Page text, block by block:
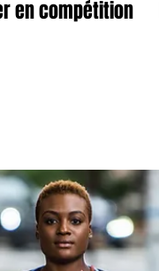
en compétition